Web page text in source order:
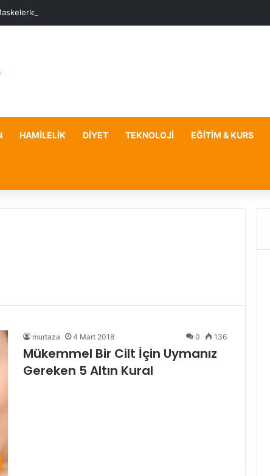
Leke Sorununa Çözüm Önerileri
HAMILELIK DIYET TEKNOLOJI EĞITIM & KURS
murtaza 4 Mart 2018 0 136
Mükemmel Bir Cilt İçin Uymanız
Gereken 5 Altın Kural